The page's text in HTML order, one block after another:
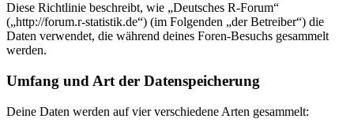
Diese Richtlinie beschreibt, wie „Deutsches R-Forum“
(„http://forum.r-statistik.de“) (im Folgenden „der Betreiber“) die
Daten verwendet, die während deines Foren-Besuchs gesammelt
werden.
Umfang und Art der Datenspeicherung
Deine Daten werden auf vier verschiedene Arten gesammelt: